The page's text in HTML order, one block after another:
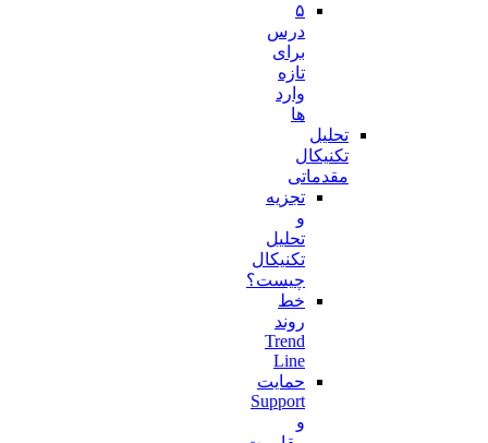
۵
درس
برای
تازه
وارد
ها
تحلیل
تکنیکال
مقدماتی
تجزیه
و
تحلیل
تکنیکال
چیست؟
خط
روند
Trend
Line
حمایت
Support
و